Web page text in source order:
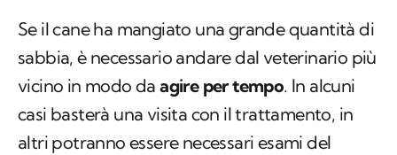
Se il cane ha mangiato una grande quantità di
sabbia, è necessario andare dal veterinario più
vicino in modo daagire per tempo. In alcuni
casi basterà una visita con il trattamento, in
altri potranno essere necessari esami del